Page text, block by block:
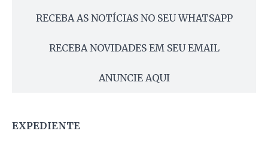
RECEBA AS NOTÍCIAS NO SEU WHATSAPP
RECEBA NOVIDADES EM SEU EMAIL
ANUNCIE AQUI
EXPEDIENTE